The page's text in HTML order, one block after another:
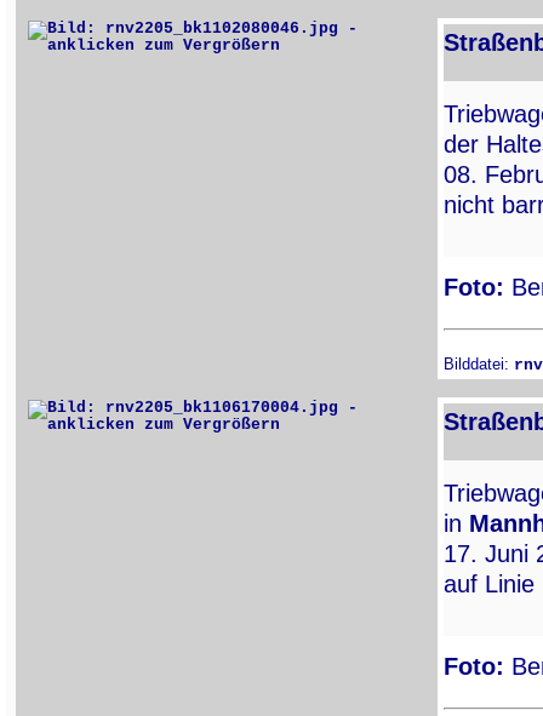
der
08.
nicht
Foto:
Bilddatei:
in
17. Juni
auf Linie
Foto: